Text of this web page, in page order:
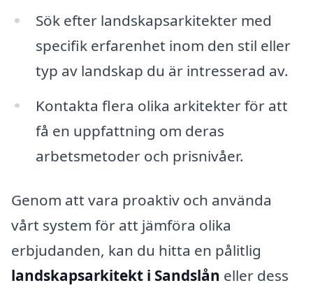
Sök efter landskapsarkitekter med
specifik erfarenhet inom den stil eller
typ av landskap du är intresserad av.
Kontakta flera olika arkitekter för att
få en uppfattning om deras
arbetsmetoder och prisnivåer.
Genom att vara proaktiv och använda
vårt system för att jämföra olika
erbjudanden, kan du hitta en pålitlig
landskapsarkitekt i Sandslån eller dess